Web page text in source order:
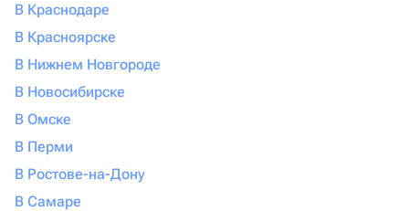
В Краснодаре
В Красноярске
В Нижнем Новгороде
В Новосибирске
В Омске
В Перми
В Ростове-на-Дону
В Самаре